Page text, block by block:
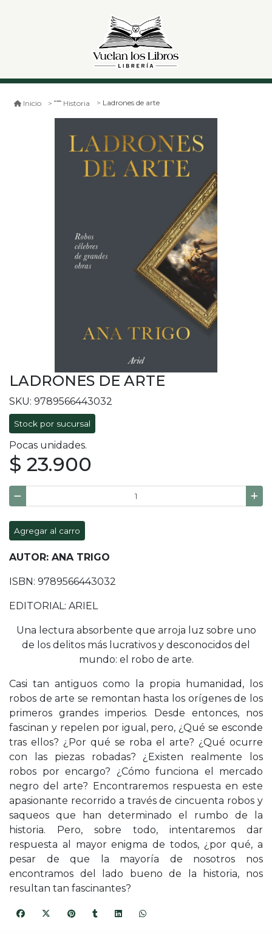
Inicio Historia Ladrones de arte
LADRONES DE ARTE
SKU: 9789566443032
Stock por sucursal
Pocas unidades.
$ 23.900
Agregar al carro
AUTOR: ANA TRIGO
ISBN: 9789566443032
EDITORIAL: ARIEL
Una lectura absorbente que arroja luz sobre uno
de los delitos más lucrativos y desconocidos del
mundo: el robo de arte.
Casi tan antiguos como la propia humanidad, los
robos de arte se remontan hasta los orígenes de los
primeros grandes imperios. Desde entonces, nos
fascinan y repelen por igual, pero, ¿Qué se esconde
tras ellos? ¿Por qué se roba el arte? ¿Qué ocurre
con las piezas robadas? ¿Existen realmente los
robos por encargo? ¿Cómo funciona el mercado
negro del arte? Encontraremos respuesta en este
apasionante recorrido a través de cincuenta robos y
saqueos que han determinado el rumbo de la
historia. Pero, sobre todo, intentaremos dar
respuesta al mayor enigma de todos, ¿por qué, a
pesar de que la mayoría de nosotros nos
encontramos del lado bueno de la historia, nos
resultan tan fascinantes?